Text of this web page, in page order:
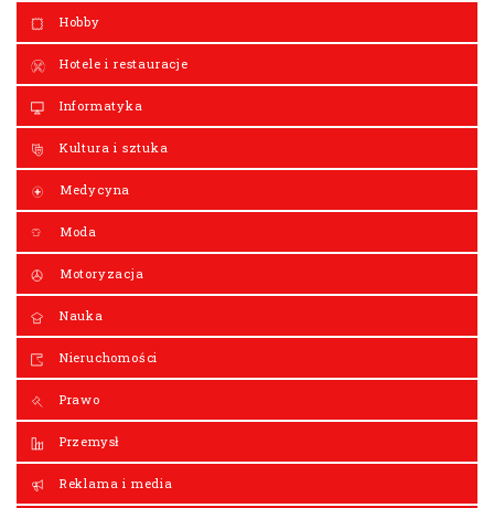
Hobby
Hotele i restauracje
Informatyka
Kultura i sztuka
Medycyna
Moda
Motoryzacja
Nauka
Nieruchomości
Prawo
Przemysł
Reklama i media